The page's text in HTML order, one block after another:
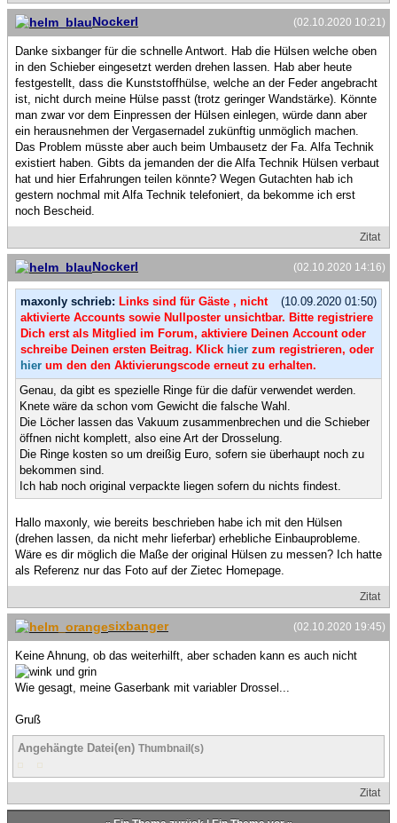
(02.10.2020 10:21)
Nockerl
Danke sixbanger für die schnelle Antwort. Hab die Hülsen welche oben
in den Schieber eingesetzt werden drehen lassen. Hab aber heute
festgestellt, dass die Kunststoffhülse, welche an der Feder angebracht
ist, nicht durch meine Hülse passt (trotz geringer Wandstärke). Könnte
man zwar vor dem Einpressen der Hülsen einlegen, würde dann aber
ein herausnehmen der Vergasernadel zukünftig unmöglich machen.
Das Problem müsste aber auch beim Umbausetz der Fa. Alfa Technik
existiert haben. Gibts da jemanden der die Alfa Technik Hülsen verbaut
hat und hier Erfahrungen teilen könnte? Wegen Gutachten hab ich
gestern nochmal mit Alfa Technik telefoniert, da bekomme ich erst
noch Bescheid.
Zitat
(02.10.2020 14:16)
Nockerl
(10.09.2020 01:50)
maxonly schrieb: Links sind für Gäste , nicht
aktivierte Accounts sowie Nullposter unsichtbar. Bitte registriere
Dich erst als Mitglied im Forum, aktiviere Deinen Account oder
schreibe Deinen ersten Beitrag. Klick hier zum registrieren, oder
hier um den den Aktivierungscode erneut zu erhalten.
Genau, da gibt es spezielle Ringe für die dafür verwendet werden.
Knete wäre da schon vom Gewicht die falsche Wahl.
Die Löcher lassen das Vakuum zusammenbrechen und die Schieber
öffnen nicht komplett, also eine Art der Drosselung.
Die Ringe kosten so um dreißig Euro, sofern sie überhaupt noch zu
bekommen sind.
Ich hab noch original verpackte liegen sofern du nichts findest.
Hallo maxonly, wie bereits beschrieben habe ich mit den Hülsen
(drehen lassen, da nicht mehr lieferbar) erhebliche Einbauprobleme.
Wäre es dir möglich die Maße der original Hülsen zu messen? Ich hatte
als Referenz nur das Foto auf der Zietec Homepage.
Zitat
(02.10.2020 19:45)
sixbanger
Keine Ahnung, ob das weiterhilft, aber schaden kann es auch nicht
Wie gesagt, meine Gaserbank mit variabler Drossel...
Gruß
Angehängte Datei(en) Thumbnail(s)
Zitat